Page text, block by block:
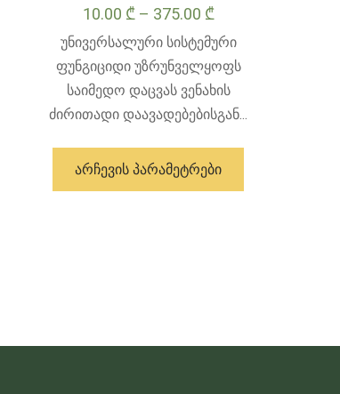
10.00 ₾ – 375.00 ₾Price
range:
10.00 ₾
through
375.00 ₾
უნივერსალური სისტემური
ფუნგიციდი უზრუნველყოფს
საიმედო დაცვას ვენახის
ძირითადი დაავადებებისგან...
ᲐᲠᲩᲔᲕᲘᲡ ᲞᲐᲠᲐᲛᲔᲢᲠᲔᲑᲘ